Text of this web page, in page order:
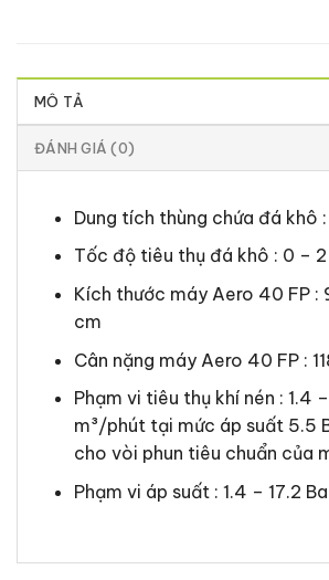
MÔ TẢ
ĐÁNH GIÁ (0)
Dung tích thùng chứa đá khô :
Tốc độ tiêu thụ đá khô : 0 –
Kích thước máy Aero 40 FP :
cm
Cân nặng máy Aero 40 FP :
Phạm vi tiêu thụ khí nén : 1.4
m³/phút tại mức áp suất 5.5
cho vòi phun tiêu chuẩn của
Phạm vi áp suất : 1.4 – 17.2